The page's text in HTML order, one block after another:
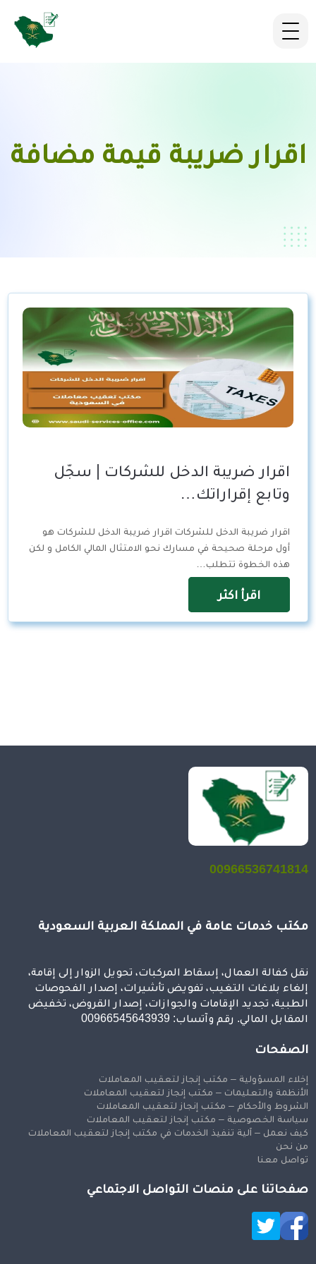
اقرار ضريبة قيمة مضافة
اقرار ضريبة الدخل للشركات | سجّل
وتابع إقراراتك…
اقرار ضريبة الدخل للشركات اقرار ضريبة الدخل للشركات هو
أول مرحلة صحيحة في مسارك نحو الامتثال المالي الكامل و لكن
هذه الخطوة تتطلب…
اقرأ اكثر
00966536741814
مكتب خدمات عامة في المملكة العربية السعودية
نقل كفالة العمال، إسقاط المركبات، تحويل الزوار إلى إقامة،
إلغاء بلاغات التغيب، تفويض تأشيرات، إصدار الفحوصات
الطبية، تجديد الإقامات والجوازات، إصدار القروض، تخفيض
المقابل المالي. رقم وآتساب: 00966545643939
الصفحات
إخلاء المسؤولية – مكتب إنجاز لتعقيب المعاملات
الأنظمة والتعليمات – مكتب إنجاز لتعقيب المعاملات
الشروط والأحكام – مكتب إنجاز لتعقيب المعاملات
سياسة الخصوصية – مكتب إنجاز لتعقيب المعاملات
كيف نعمل – آلية تنفيذ الخدمات في مكتب إنجاز لتعقيب المعاملات
من نحن
تواصل معنا
صفحاتنا على منصات التواصل الاجتماعي